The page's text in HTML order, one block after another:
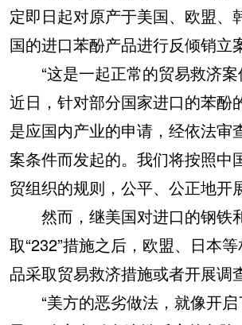
定即日起对原产于美国、欧盟、
国的进口苯酚产品进行反倾销立
“这是一起正常的贸易救济案
近日，针对部分国家进口的苯酚
是应国内产业的申请，经依法审
案条件而发起的。我们将按照中
贸组织的规则，公平、公正地开
然而，继美国对进口的钢铁
取“232”措施之后，欧盟、日本
品采取贸易救济措施或者开展调
“美方的恶劣做法，就像开启